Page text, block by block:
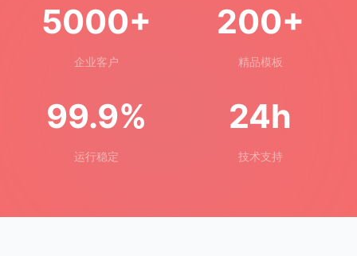
5000+
企业客户
200+
精品模板
99.9%
运行稳定
24h
技术支持